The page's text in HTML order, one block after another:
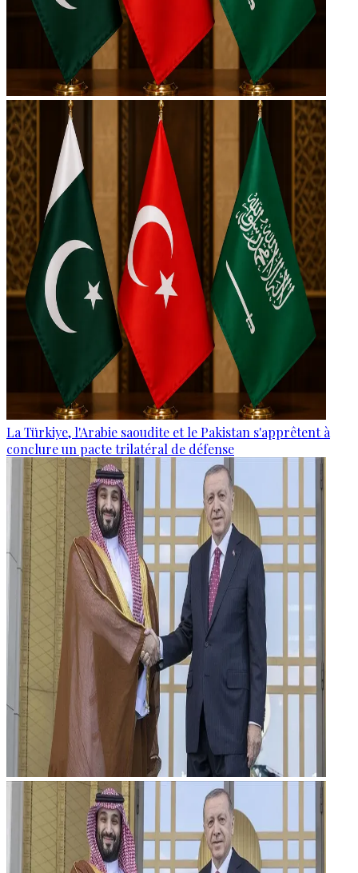
La Türkiye, l'Arabie saoudite et le Pakistan s'apprêtent à
conclure un pacte trilatéral de défense